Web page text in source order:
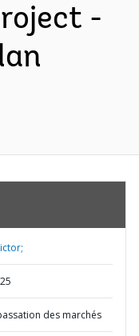
-
des marchés